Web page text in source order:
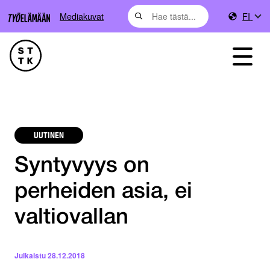
Mediakuvat FI
UUTINEN
Syntyvyys on
perheiden asia, ei
valtiovallan
Julkaistu28.12.2018